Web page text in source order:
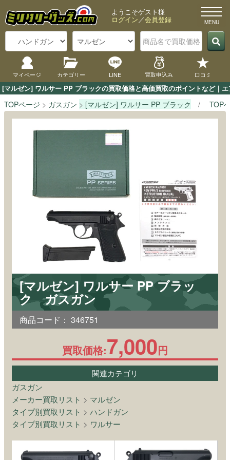
[マルゼン] ワルサー PP ブラックの買取価格と高価買取のポイントなど｜
ようこそゲスト様
ログイン／会員登録
マイページ カテゴリー LINE 買取申込み 口コミ
TOPページ ガスガン [マルゼン] ワルサー PP ブラック TOP
[マルゼン] ワルサー PP ブラッ
ク ガスガン
商品コード： 346751
買取価格:7,000円
関連カテゴリ
ガスガン
メーカー買取リスト > マルゼン
タイプ別買取リスト > ハンドガン
タイプ別買取リスト > ワルサー